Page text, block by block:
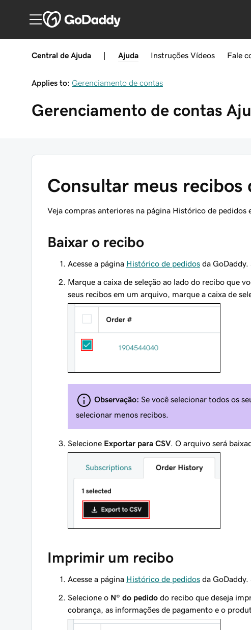
Central de Ajuda Ajuda Instruções Vídeos Fale
Applies to: Gerenciamento de contas
Gerenciamento de contas
Consultar meus recibos
Veja compras anteriores na página Histórico de pedidos
Baixar o recibo
Acesse a página Histórico de pedidos da GoDaddy.
Marque a caixa de seleção ao lado do recibo que
seus recibos em um arquivo, marque a caixa de
Observação: Se você selecionar todos os
selecionar menos recibos.
Selecione Exportar para CSV. O arquivo será
Imprimir um recibo
Acesse a página Histórico de pedidos da GoDaddy.
Selecione o Nº do pedido do recibo que deseja
cobrança, as informações de pagamento e o